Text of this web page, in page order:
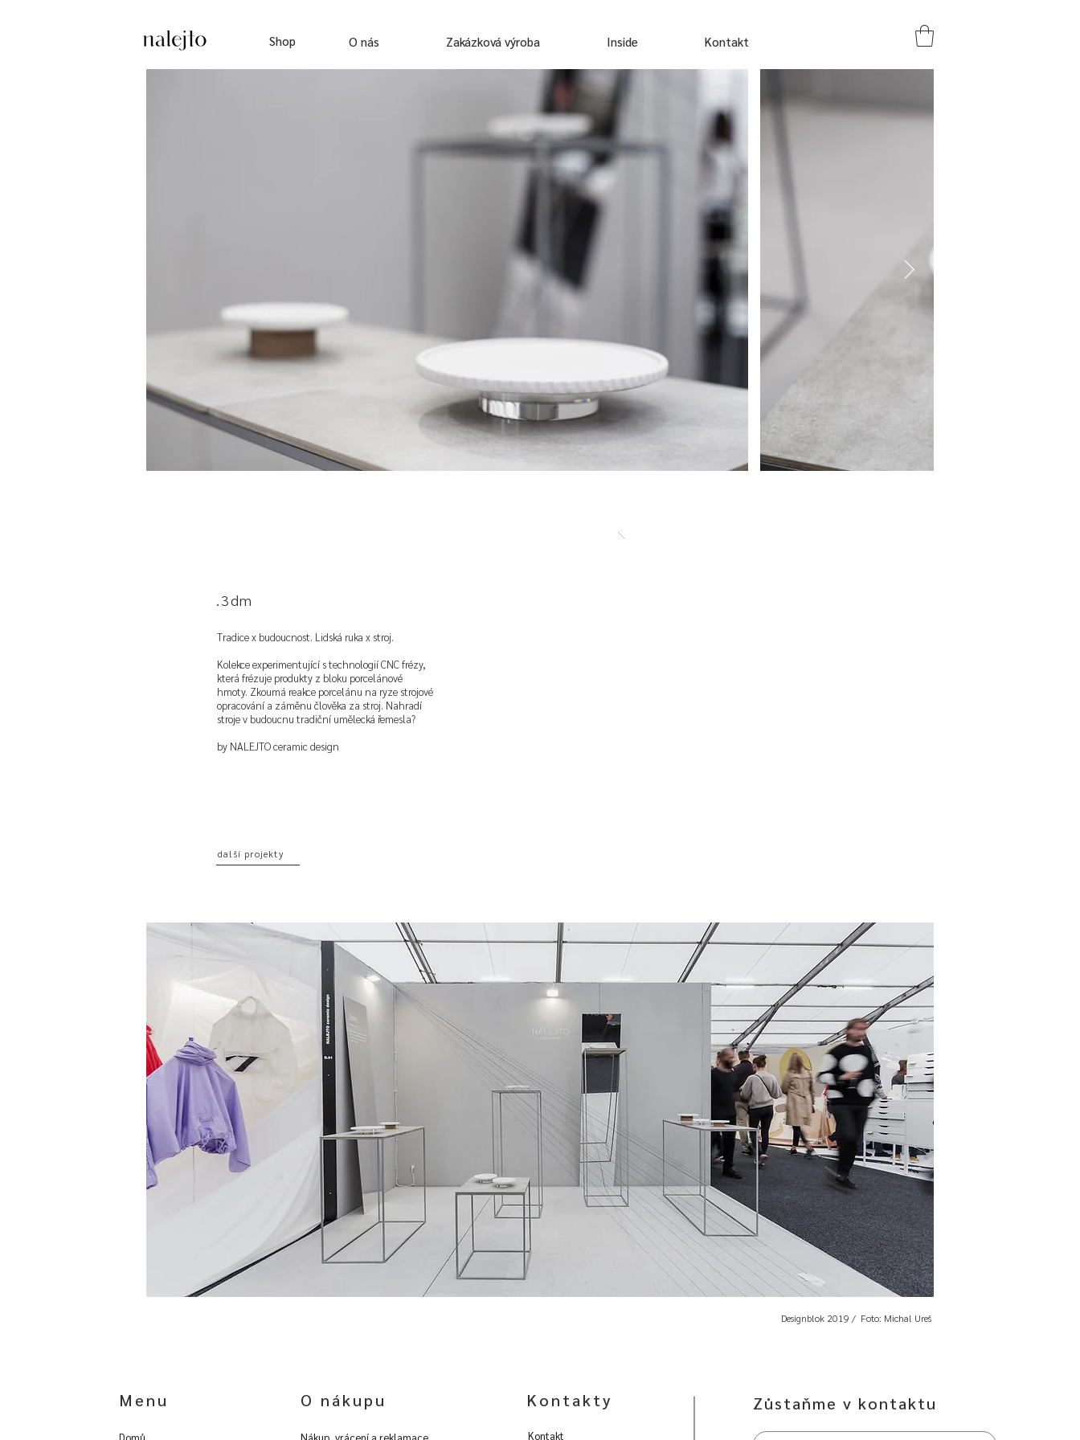
Shop O nás Zakázková výroba Inside Kontakt
.3dm
Tradice x budoucnost. Lidská ruka x stroj.
Kolekce experimentující s technologií CNC frézy,
která frézuje produkty z bloku porcelánové
hmoty. Zkoumá reakce porcelánu na ryze strojové
opracování a záměnu člověka za stroj. Nahradí
stroje v budoucnu tradiční umělecká řemesla?
by NALEJTO ceramic design
další projekty
Designblok 2019 / Foto: Michal Ureš
Menu O nákupu Kontakty Zůstaňme v kontaktu
Kontakt